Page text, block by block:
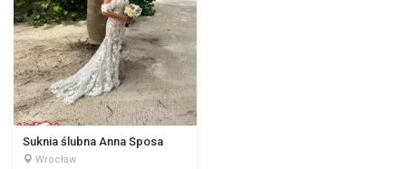
Suknia ślubna Anna Sposa
Wrocław